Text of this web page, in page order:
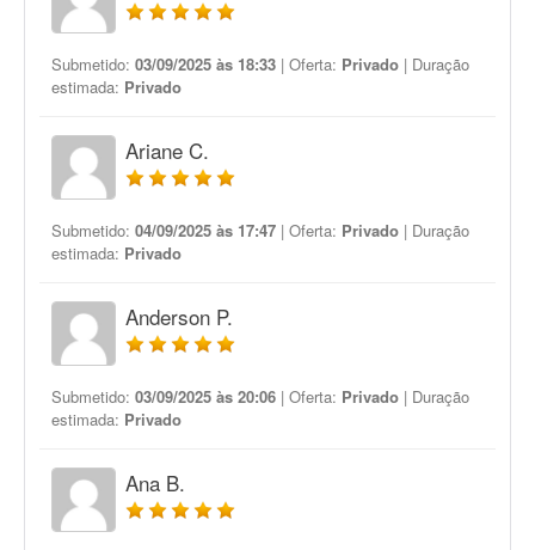
Submetido: 03/09/2025 às 18:33 | Oferta: Privado | Duração
estimada: Privado
Ariane C.
Submetido: 04/09/2025 às 17:47 | Oferta: Privado | Duração
estimada: Privado
Anderson P.
Submetido: 03/09/2025 às 20:06 | Oferta: Privado | Duração
estimada: Privado
Ana B.